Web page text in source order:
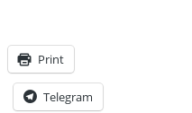
Print
Telegram